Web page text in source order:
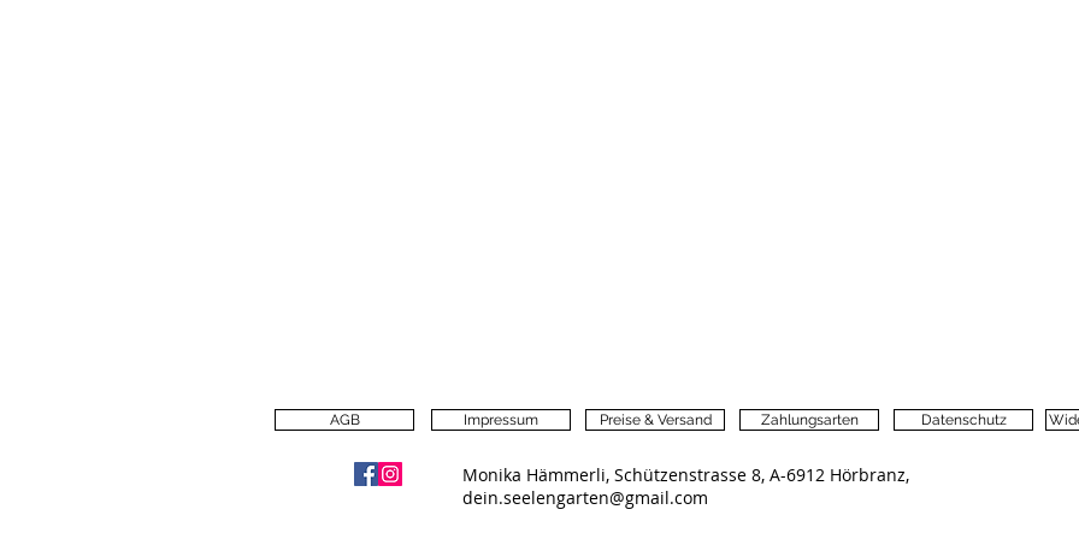
AGB Impressum Preise & Versand Zahlungsarten Datenschutz
Monika Hämmerli, Schützenstrasse 8, A-6912 Hörbranz,
dein.seelengarten@gmail.com